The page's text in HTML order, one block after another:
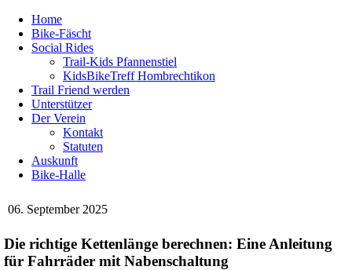
Home
Bike-Fäscht
Social Rides
Trail-Kids Pfannenstiel
KidsBikeTreff Hombrechtikon
Trail Friend werden
Unterstützer
Der Verein
Kontakt
Statuten
Auskunft
Bike-Halle
06. September 2025
Die richtige Kettenlänge berechnen: Eine Anleitung
für Fahrräder mit Nabenschaltung